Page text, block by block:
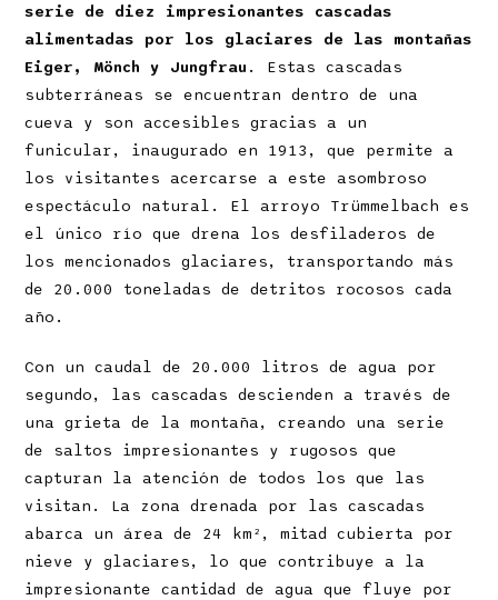
serie de diez impresionantes cascadas
alimentadas por los glaciares de las montañas
Eiger, Mönch y Jungfrau . Estas cascadas
subterráneas se encuentran dentro de una
cueva y son accesibles gracias a un
funicular, inaugurado en 1913, que permite a
los visitantes acercarse a este asombroso
espectáculo natural. El arroyo Trümmelbach es
el único río que drena los desfiladeros de
los mencionados glaciares, transportando más
de 20.000 toneladas de detritos rocosos cada
año.
Con un caudal de 20.000 litros de agua por
segundo, las cascadas descienden a través de
una grieta de la montaña, creando una serie
de saltos impresionantes y rugosos que
capturan la atención de todos los que las
visitan. La zona drenada por las cascadas
abarca un área de 24 km², mitad cubierta por
nieve y glaciares, lo que contribuye a la
impresionante cantidad de agua que fluye por